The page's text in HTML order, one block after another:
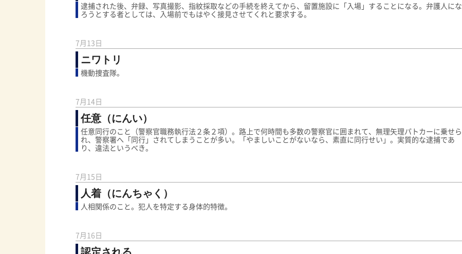
逮捕された後、弁録、写真撮影、指紋採取などの手続を終えてから、留置施設に「入場」することになる。弁護人にな
ろうとする者としては、入場前でもはやく接見させてくれと要求する。
7月13日
ニワトリ
機動捜査隊。
7月14日
任意（にんい）
任意同行のこと（警察官職務執行法２条２項）。路上で何時間も多数の警察官に囲まれて、無理矢理パトカーに乗せら
れ、警察署へ「同行」されてしまうことが多い。「やましいことがないなら、素直に同行せい」。実質的な逮捕であ
り、違法というべき。
7月15日
人着（にんちゃく）
人相関係のこと。犯人を特定する身体的特徴。
7月16日